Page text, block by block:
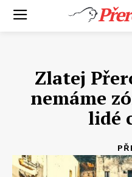
Zlatej
nemáme
lidé